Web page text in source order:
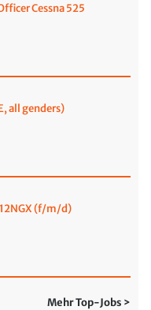
Cessna 525
all genders)
(f/m/d)
Mehr Top-Jobs >